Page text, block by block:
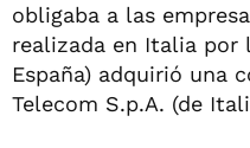
obligaba a las
realizada en Italia por
España) adquirió una
Telecom S.p.A. (de